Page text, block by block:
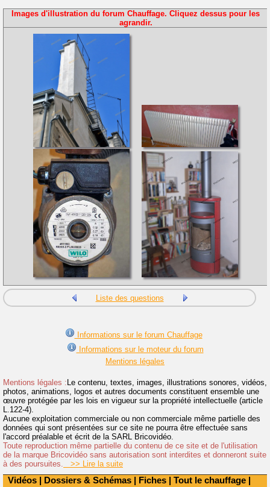
Vidéos | Dossiers & Schémas | Fiches | Tout le chauffage |
Images d'illustration du forum Chauffage. Cliquez dessus pour les
agrandir.
Liste des questions
Informations sur le forum Chauffage
Informations sur le moteur du forum
Mentions légales
Mentions légales : Le contenu, textes, images, illustrations sonores, vidéos,
photos, animations, logos et autres documents constituent ensemble une
œuvre protégée par les lois en vigueur sur la propriété intellectuelle (article
L.122-4).
Aucune exploitation commerciale ou non commerciale même partielle des
données qui sont présentées sur ce site ne pourra être effectuée sans
l'accord préalable et écrit de la SARL Bricovidéo.
Toute reproduction même partielle du contenu de ce site et de l'utilisation
de la marque Bricovidéo sans autorisation sont interdites et donneront suite
à des poursuites. >> Lire la suite